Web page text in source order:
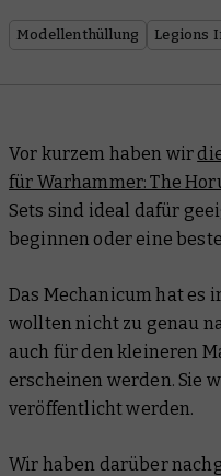
Modellenthüllung Legions
Vor kurzem haben wir
für Warhammer: The
Sets sind ideal dafür
beginnen oder eine
Das Mechanicum hat es
wollten nicht zu genau
auch für den kleineren
erscheinen werden. Sie
veröffentlicht werden.
Wir haben darüber